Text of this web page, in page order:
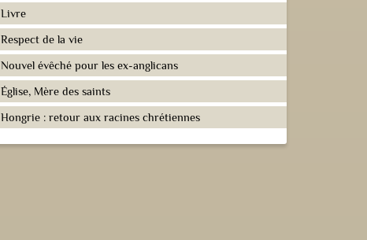
Livre
Respect de la vie
Nouvel évêché pour les ex-anglicans
Église, Mère des saints
Hongrie : retour aux racines chrétiennes